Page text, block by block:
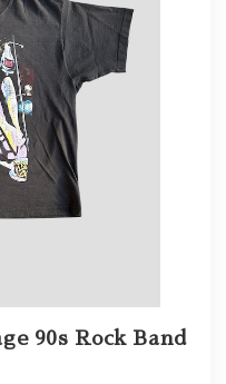
90s Rock Band